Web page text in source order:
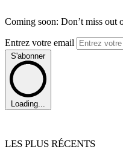
Coming soon: Don’t miss out
Entrez votre email
S'abonner
Loading...
LES PLUS RÉCENTS